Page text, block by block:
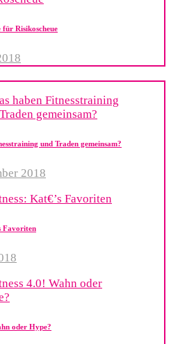
Risikoscheue
und Traden gemeinsam?
2018
Favoriten
oder Hype?